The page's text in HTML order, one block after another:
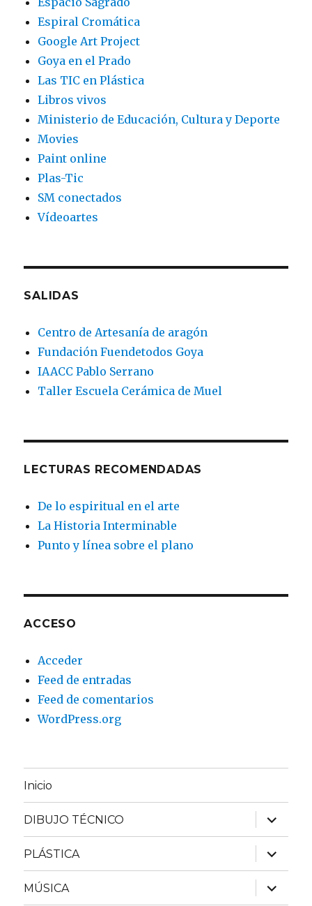
Espiral Cromática
Google Art Project
Goya en el Prado
Las TIC en Plástica
Libros vivos
Ministerio de Educación, Cultura y Deporte
Movies
Paint online
Plas-Tic
SM conectados
Vídeoartes
SALIDAS
Centro de Artesanía de aragón
Fundación Fuendetodos Goya
IAACC Pablo Serrano
Taller Escuela Cerámica de Muel
LECTURAS RECOMENDADAS
De lo espiritual en el arte
La Historia Interminable
Punto y línea sobre el plano
ACCESO
Acceder
Feed de entradas
Feed de comentarios
WordPress.org
Inicio
DIBUJO TÉCNICO
expande
el
menú
inferior
PLÁSTICA
expande
el
menú
inferior
MÚSICA
expande
el